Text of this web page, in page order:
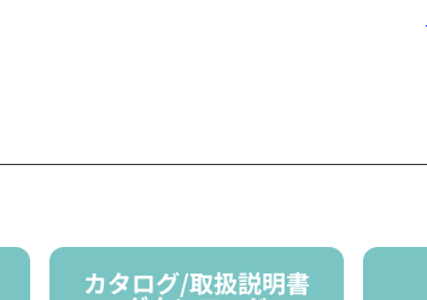
カタログ/取扱説明書